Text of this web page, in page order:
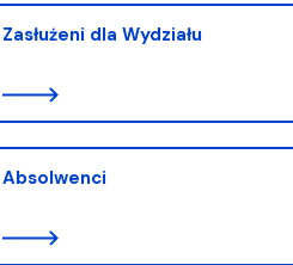
Zasłużeni dla Wydziału
Absolwenci